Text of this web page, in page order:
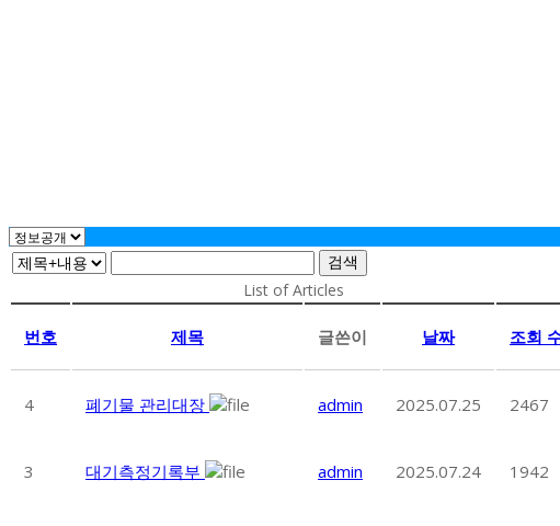
검색
List of Articles
번호 제목 글쓴이 날짜 조회
4 폐기물 관리대장 admin 2025.07.25 2467
3 대기측정기록부 admin 2025.07.24 1942